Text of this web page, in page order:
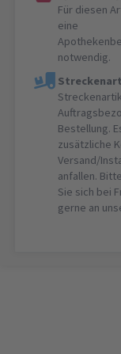
Für diesen
eine
notwendig.
Bestellung.
zusätzliche
Versand/
anfallen.
Sie sich bei
gerne an